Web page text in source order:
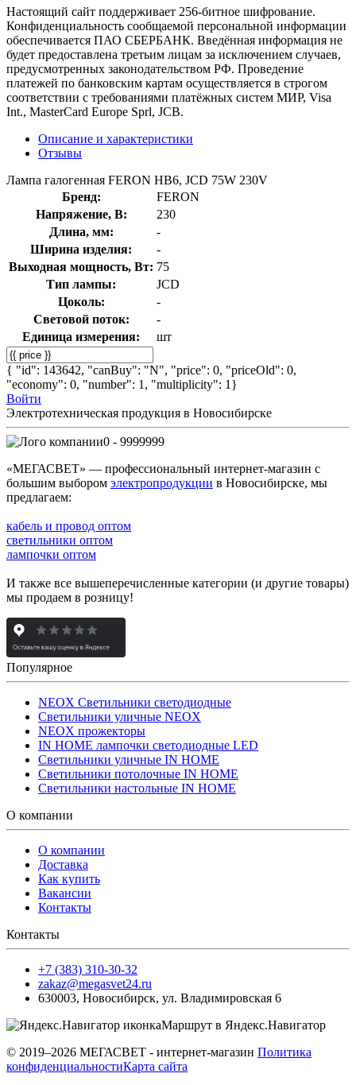
Настоящий сайт поддерживает 256-битное шифрование.
Конфиденциальность сообщаемой персональной информации
обеспечивается ПАО СБЕРБАНК. Введённая информация не
будет предоставлена третьим лицам за исключением случаев,
предусмотренных законодательством РФ. Проведение
платежей по банковским картам осуществляется в строгом
соответствии с требованиями платёжных систем МИР, Visa
Int., MasterCard Europe Sprl, JCB.
Описание и характеристики
Отзывы
Лампа галогенная FERON HB6, JCD 75W 230V
Бренд:
FERON
Напряжение, В:
230
Длина, мм:
-
Ширина изделия:
-
Выходная мощность, Вт: 75
Тип лампы:
JCD
Цоколь:
-
Световой поток:
-
Единица измерения:
шт
{ "id": 143642, "canBuy": "N", "price": 0, "priceOld": 0,
"economy": 0, "number": 1, "multiplicity": 1}
Войти
Электротехническая продукция в Новосибирске
0 - 9999999
«МЕГАСВЕТ» — профессиональный интернет-магазин с
большим выбором электропродукции в Новосибирске, мы
предлагаем:
кабель и провод оптом
светильники оптом
лампочки оптом
И также все вышеперечисленные категории (и другие товары)
мы продаем в розницу!
Популярное
NEOX Светильники светодиодные
Светильники уличные NEOX
NEOX прожекторы
IN HOME лампочки светодиодные LED
Светильники уличные IN HOME
Светильники потолочные IN HOME
Светильники настольные IN HOME
О компании
О компании
Доставка
Как купить
Вакансии
Контакты
Контакты
+7 (383) 310-30-32
zakaz@megasvet24.ru
630003, Новосибирск, ул. Владимировская 6
Маршрут в Яндекс.Навигатор
© 2019–2026 МЕГАСВЕТ - интернет-магазин Политика
конфиденциальностиКарта сайта